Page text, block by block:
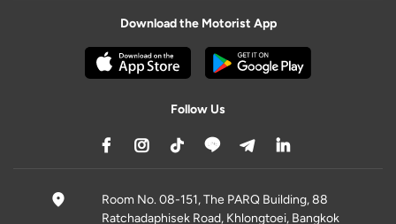
Download the Motorist App
Follow Us
Room No. 08-151, The PARQ Building, 88
Ratchadaphisek Road, Khlongtoei, Bangkok